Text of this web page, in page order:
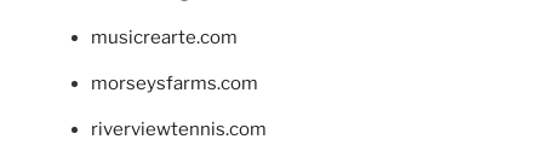
musicrearte.com
morseysfarms.com
riverviewtennis.com